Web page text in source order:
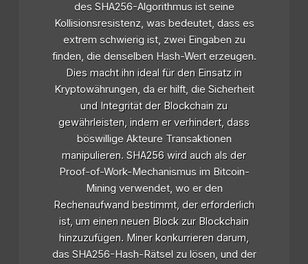
des SHA256-Algorithmus ist seine
Kollisionsresistenz, was bedeutet, dass es
extrem schwierig ist, zwei Eingaben zu
finden, die denselben Hash-Wert erzeugen.
Dies macht ihn ideal für den Einsatz in
Kryptowährungen, da er hilft, die Sicherheit
und Integrität der Blockchain zu
gewährleisten, indem er verhindert, dass
böswillige Akteure Transaktionen
manipulieren. SHA256 wird auch als der
Proof-of-Work-Mechanismus im Bitcoin-
Mining verwendet, wo er den
Rechenaufwand bestimmt, der erforderlich
ist, um einen neuen Block zur Blockchain
hinzuzufügen. Miner konkurrieren darum,
das SHA256-Hash-Rätsel zu lösen, und der